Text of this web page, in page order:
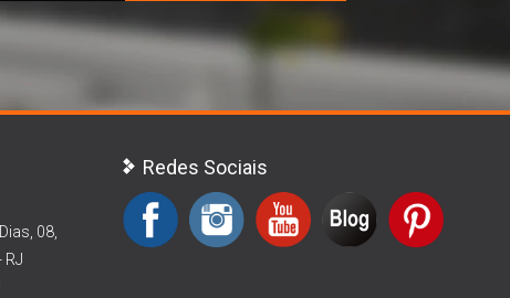
08,
RJ
Redes Sociais